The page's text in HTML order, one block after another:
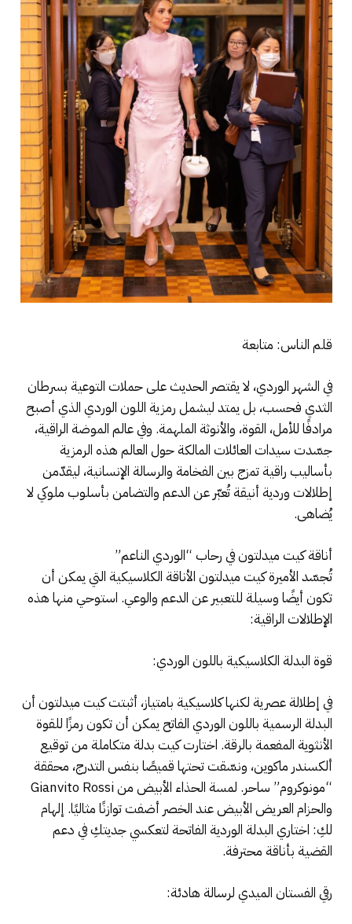
قلم الناس: متابعة
في الشهر الوردي، لا يقتصر الحديث على حملات التوعية بسرطان
الثدي فحسب، بل يمتد ليشمل رمزية اللون الوردي الذي أصبح
مرادفًا للأمل، القوة، والأنوثة الملهمة. وفي عالم الموضة الراقية،
جسّدت سيدات العائلات المالكة حول العالم هذه الرمزية
بأساليب راقية تمزج بين الفخامة والرسالة الإنسانية، ليقدّمن
إطلالات وردية أنيقة تُعبّر عن الدعم والتضامن بأسلوب ملوكي لا
يُضاهى.
أناقة كيت ميدلتون في رحاب “الوردي الناعم”
تُجسّد الأميرة كيت ميدلتون الأناقة الكلاسيكية التي يمكن أن
تكون أيضًا وسيلة للتعبير عن الدعم والوعي. استوحي منها هذه
الإطلالات الراقية:
قوة البدلة الكلاسيكية باللون الوردي:
في إطلالة عصرية لكنها كلاسيكية بامتياز، أثبتت كيت ميدلتون أن
البدلة الرسمية باللون الوردي الفاتح يمكن أن تكون رمزًا للقوة
الأنثوية المفعمة بالرقة. اختارت كيت بدلة متكاملة من توقيع
ألكسندر ماكوين، ونسّقت تحتها قميصًا بنفس التدرج، محققة
“مونوكروم” ساحر. لمسة الحذاء الأبيض من Gianvito Rossi
والحزام العريض الأبيض عند الخصر أضفت توازنًا مثاليًا. إلهام
لكِ: اختاري البدلة الوردية الفاتحة لتعكسي جديتكِ في دعم
القضية بأناقة محترفة.
رقي الفستان الميدي لرسالة هادئة: